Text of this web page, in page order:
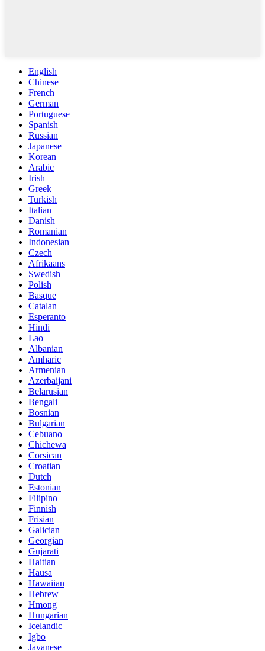
English
Chinese
French
German
Portuguese
Spanish
Russian
Japanese
Korean
Arabic
Irish
Greek
Turkish
Italian
Danish
Romanian
Indonesian
Czech
Afrikaans
Swedish
Polish
Basque
Catalan
Esperanto
Hindi
Lao
Albanian
Amharic
Armenian
Azerbaijani
Belarusian
Bengali
Bosnian
Bulgarian
Cebuano
Chichewa
Corsican
Croatian
Dutch
Estonian
Filipino
Finnish
Frisian
Galician
Georgian
Gujarati
Haitian
Hausa
Hawaiian
Hebrew
Hmong
Hungarian
Icelandic
Igbo
Javanese